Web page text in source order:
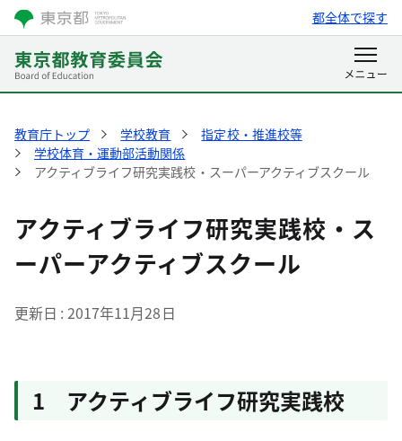
都全体で探す
教育庁トップ 学校教育
指定校・推進校等
学校体育・運動部活動関係
アクティブライフ研究実践校・スーパーアクティブスクール
アクティブライフ研究実践校・ス
ーパーアクティブスクール
更新日 2017年11月28日
1 アクティブライフ研究実践校